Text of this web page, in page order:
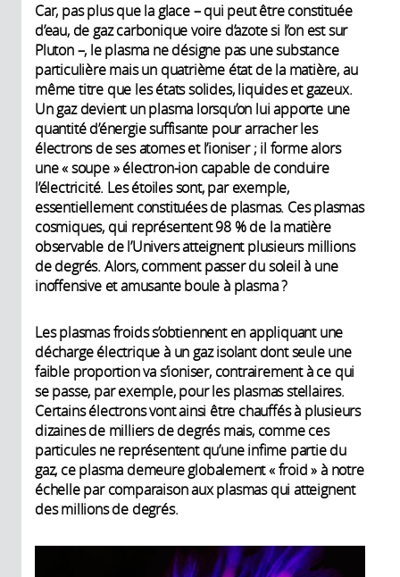
Car, pas plus que la glace – qui peut être constituée
d’eau, de gaz carbonique voire d’azote si l’on est sur
Pluton –, le plasma ne désigne pas une substance
particulière mais un quatrième état de la matière, au
même titre que les états solides, liquides et gazeux.
Un gaz devient un plasma lorsqu’on lui apporte une
quantité d’énergie suffisante pour arracher les
électrons de ses atomes et l’ioniser ; il forme alors
une « soupe » électron-ion capable de conduire
l’électricité. Les étoiles sont, par exemple,
essentiellement constituées de plasmas. Ces plasmas
cosmiques, qui représentent 98 % de la matière
observable de l’Univers atteignent plusieurs millions
de degrés. Alors, comment passer du soleil à une
inoffensive et amusante boule à plasma ?
Les plasmas froids s’obtiennent en appliquant une
décharge électrique à un gaz isolant dont seule une
faible proportion va s’ioniser, contrairement à ce qui
se passe, par exemple, pour les plasmas stellaires.
Certains électrons vont ainsi être chauffés à plusieurs
dizaines de milliers de degrés mais, comme ces
particules ne représentent qu’une infime partie du
gaz, ce plasma demeure globalement « froid » à notre
échelle par comparaison aux plasmas qui atteignent
des millions de degrés.